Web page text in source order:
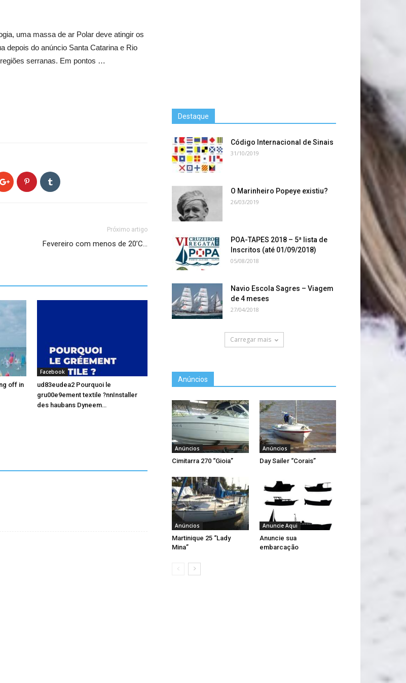
uma massa de ar Polar deve atingir os
depois do anúncio Santa Catarina e Rio
serranas. Em pontos …
Próximo artigo
Fevereiro com menos de 20’C…
off in
Facebook
ud83eudea2 Pourquoi le
gru00e9ement textile ?nnInstaller
des haubans Dyneem…
Destaque
Código Internacional de Sinais
31/10/2019
O Marinheiro Popeye existiu?
26/03/2019
POA-TAPES 2018 – 5ª lista de
Inscritos (até 01/09/2018)
05/08/2018
Navio Escola Sagres – Viagem
de 4 meses
27/04/2018
Carregar mais
Anúncios
Anúncios
Cimitarra 270 “Gioia”
Anúncios
Day Sailer “Corais”
Anúncios
Martinique 25 “Lady
Mina”
Anuncie Aqui
Anuncie sua
embarcação